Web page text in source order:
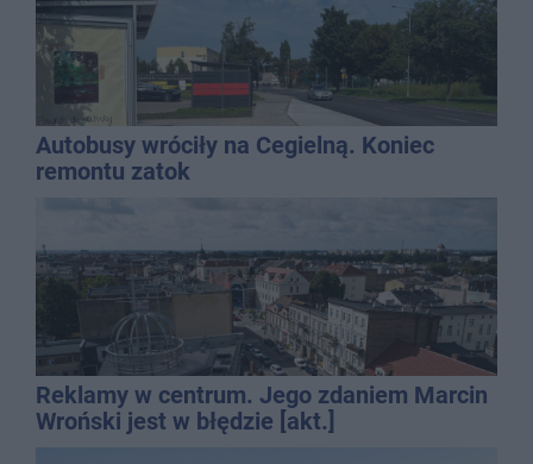
Autobusy wróciły na Cegielną. Koniec
remontu zatok
Reklamy w centrum. Jego zdaniem Marcin
Wroński jest w błędzie [akt.]